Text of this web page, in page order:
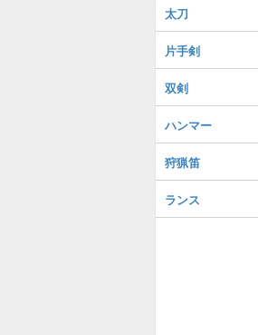
太刀
片手剣
双剣
ハンマー
狩猟笛
ランス